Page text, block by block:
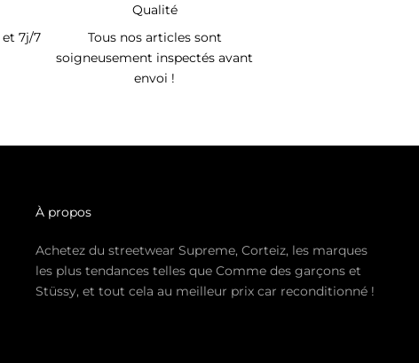
7j/7
Qualité
Tous nos articles sont
soigneusement inspectés avant
envoi !
À propos
Achetez du streetwear Supreme, Corteiz, les marques
les plus tendances telles que Comme des garçons et
Stüssy, et tout cela au meilleur prix car reconditionné !